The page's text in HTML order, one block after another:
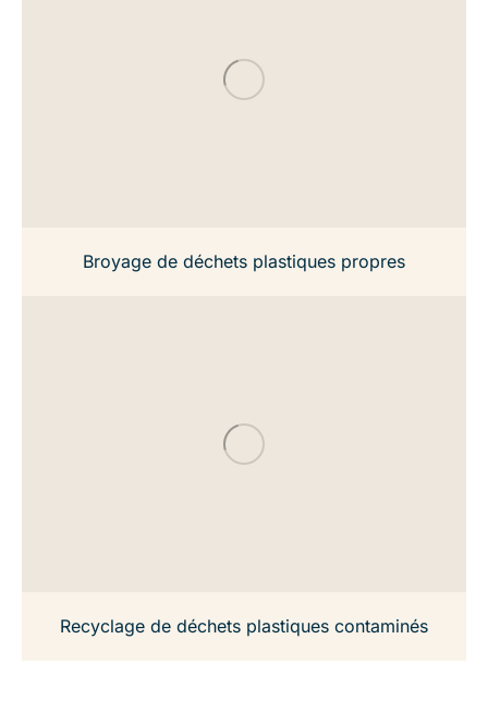
Broyage de déchets plastiques propres
Recyclage de déchets plastiques contaminés